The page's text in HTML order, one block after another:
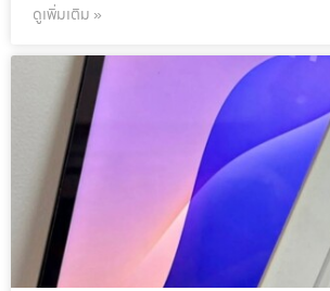
ดูเพิ่มเติม »